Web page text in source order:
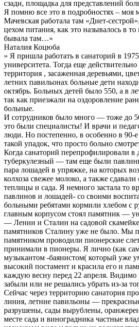
сзади, площадка для представлений
Я помню все это в подробностях – моя
Мачевская работала там «Диет-
цехом питания, как это называлось в то
бывала там…»
Наталия Коцюба
» Я пришла работать в санаторий в
университета. Тогда еще
территория , засаженная деревьями,
летних павильонах больные дети
октябрь. Больных детей было 550, а в
так как приезжали на оздоровление
больные.
И сотрудников было много — тоже до
это были специалисты! И врачи и
люди. Но постепенно, в особенно в 90-
такой упадок, что просто больно
Когда санаторий перепрофилировали в
туберкулезный — там еще были
пара лошадей в упряжке, на которых
колхоза свежее молоко, а также
теплицы и сада. Я немного застала то
павлинов и лошадей- со своими
больными ребятами кормили хлебом с
главным корпусом стоял памятник —
— Ленин и Сталин на садовой
памятников Сталину уже не было. Мы
памятником проводили пионерские
принимали в пионеры. Я лично (как
музыкантом -баянистом( который уже
высокий постамент и красила его и
каждую весну перед 22 апреля. Видимо
забыли или не решались убрать из-за
Сейчас через территорию санатория
линия, летние павильоны —
разрушены, сады вырублены,
месте сада и виноградника частные